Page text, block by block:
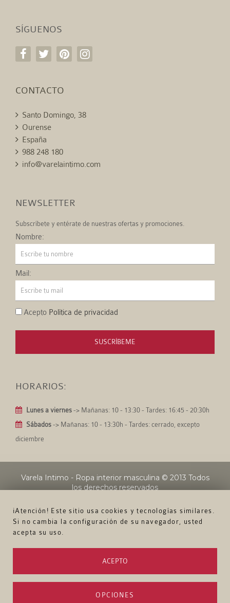
¡Atención! Este sitio usa cookies y tecnologías similares.
Si no cambia la configuración de su navegador, usted
acepta su uso.
ACEPTO
OPCIONES
SÍGUENOS
CONTACTO
Santo Domingo, 38
Ourense
España
988 248 180
info@varelaintimo.com
NEWSLETTER
Subscríbete y entérate de nuestras ofertas y promociones.
Nombre:
Mail:
Acepto Política de privacidad
SUSCRÍBEME
HORARIOS:
Lunes a viernes -> Mañanas: 10 - 13:30 - Tardes: 16:45 - 20:30h
Sábados -> Mañanas: 10 - 13:30h - Tardes: cerrado, excepto
diciembre
Varela Intimo - Ropa interior masculina © 2013 Todos
los derechos reservados